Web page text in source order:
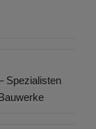
Spezialisten